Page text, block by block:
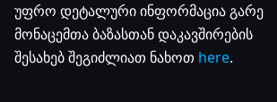
უფრო დეტალური ინფორმაცია გარე
მონაცემთა ბაზასთან დაკავშირების
შესახებ შეგიძლიათ ნახოთ here.